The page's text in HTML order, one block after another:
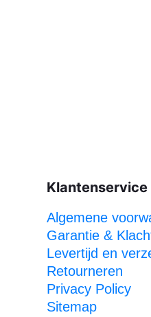
Klantenservice
Algemene
Garantie &
Levertijd en
Retourneren
Privacy Policy
Sitemap